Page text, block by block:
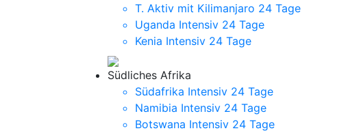
T. Aktiv mit Kilimanjaro 24 Tage
Uganda Intensiv 24 Tage
Kenia Intensiv 24 Tage
Südliches Afrika
Südafrika Intensiv 24 Tage
Namibia Intensiv 24 Tage
Botswana Intensiv 24 Tage